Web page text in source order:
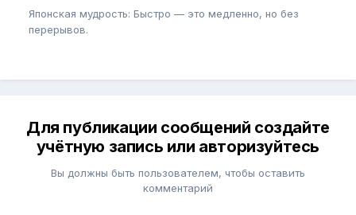
Японская мудрость: Быстро — это медленно, но без
перерывов.
Для публикации сообщений создайте
учётную запись или авторизуйтесь
Вы должны быть пользователем, чтобы оставить
комментарий